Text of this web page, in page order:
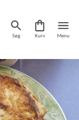
Søg Kurv Menu